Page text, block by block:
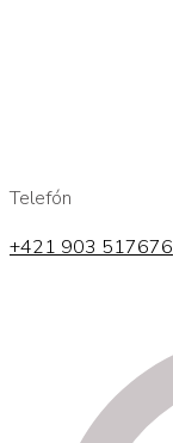
Telefón
+421 903 517676